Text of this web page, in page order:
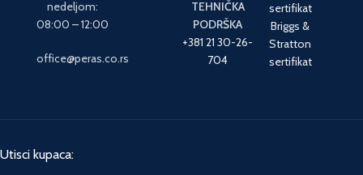
nedeljom:
08:00 – 12:00
office@peras.co.rs
TEHNIČKA
PODRŠKA
+381 21 30-26-
704
sertifikat
Briggs &
Stratton
sertifikat
Utisci kupaca: